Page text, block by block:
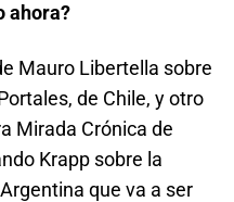
ahora?
Mauro Libertella sobre
de Chile, y otro
Mirada Crónica de
Krapp sobre la
que va a ser